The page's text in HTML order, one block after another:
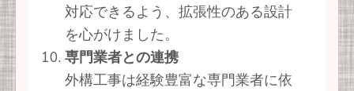
対応できるよう、拡張性のある設計
を心がけました。
専門業者との連携
外構工事は経験豊富な専門業者に依